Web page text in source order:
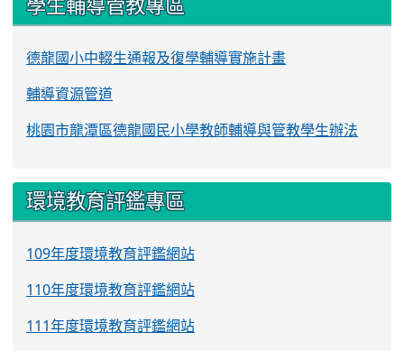
德龍國小中輟生通報及復學輔導實施計畫
輔導資源管道
桃園市龍潭區德龍國民小學教師輔導與管教學生辦法
環境教育評鑑專區
109年度環境教育評鑑網站
110年度環境教育評鑑網站
111年度環境教育評鑑網站